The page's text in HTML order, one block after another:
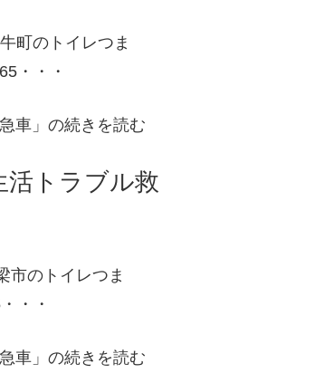
町のトイレつま
・・・
車」の続きを読む
活トラブル救
市のトイレつま
・・
車」の続きを読む